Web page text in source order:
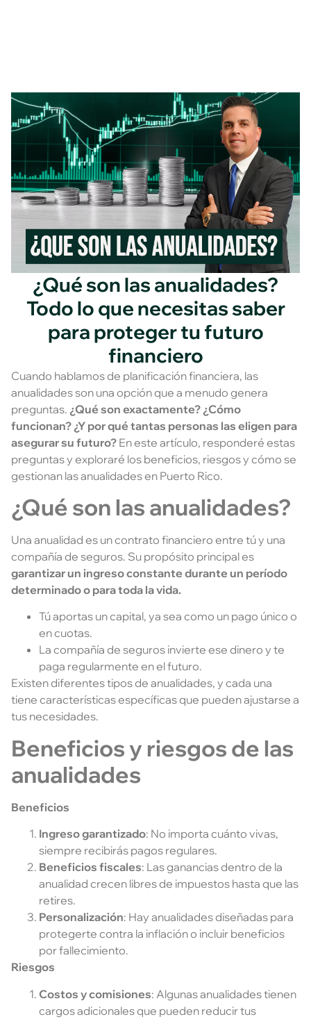
¿Qué son las anualidades?
Todo lo que necesitas saber
para proteger tu futuro
financiero
Cuando hablamos de planificación financiera, las
anualidades son una opción que a menudo genera
preguntas. ¿Qué son exactamente? ¿Cómo
funcionan? ¿Y por qué tantas personas las eligen para
asegurar su futuro? En este artículo, responderé estas
preguntas y exploraré los beneficios, riesgos y cómo se
gestionan las anualidades en Puerto Rico.
¿Qué son las anualidades?
Una anualidad es un contrato financiero entre tú y una
compañía de seguros. Su propósito principal es
garantizar un ingreso constante durante un período
determinado o para toda la vida.
Tú aportas un capital, ya sea como un pago único o
en cuotas.
La compañía de seguros invierte ese dinero y te
paga regularmente en el futuro.
Existen diferentes tipos de anualidades, y cada una
tiene características específicas que pueden ajustarse a
tus necesidades.
Beneficios y riesgos de las
anualidades
Beneficios
Ingreso garantizado: No importa cuánto vivas,
siempre recibirás pagos regulares.
Beneficios fiscales: Las ganancias dentro de la
anualidad crecen libres de impuestos hasta que las
retires.
Personalización: Hay anualidades diseñadas para
protegerte contra la inflación o incluir beneficios
por fallecimiento.
Riesgos
Costos y comisiones: Algunas anualidades tienen
cargos adicionales que pueden reducir tus